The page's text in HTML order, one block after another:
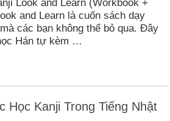
Look and Learn (Workbook +
and Learn là cuốn sách dạy
các bạn không thể bỏ qua. Đây
Hán tự kèm …
Học Kanji Trong Tiếng Nhật